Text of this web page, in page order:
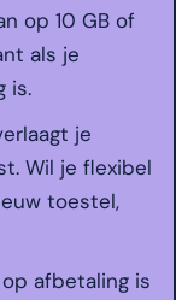
op 10 GB of
als je
is.
je
Wil je flexibel
toestel,
afbetaling is